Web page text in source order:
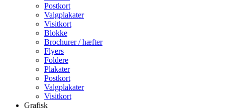
Postkort
Valgplakater
Visitkort
Blokke
Brochurer / hæfter
Flyers
Foldere
Plakater
Postkort
Valgplakater
Visitkort
Grafisk